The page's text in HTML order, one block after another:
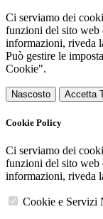
Ci serviamo dei
funzioni del sito web
informazioni, riveda
Può gestire le
Cookie".
Nascosto Accetta
Cookie Policy
Ci serviamo dei
funzioni del sito web
informazioni, riveda
Cookie e Servizi